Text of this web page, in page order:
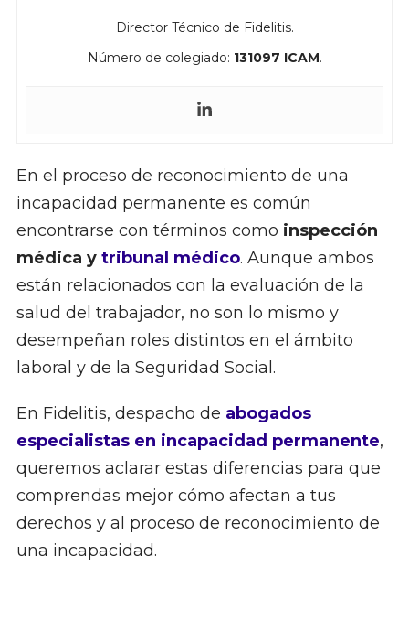
Director Técnico de Fidelitis.
Número de colegiado: 131097 ICAM.
En el proceso de reconocimiento de una
incapacidad permanente es común
encontrarse con términos como inspección
médica y tribunal médico. Aunque ambos
están relacionados con la evaluación de la
salud del trabajador, no son lo mismo y
desempeñan roles distintos en el ámbito
laboral y de la Seguridad Social.
En Fidelitis, despacho de abogados
especialistas en incapacidad permanente,
queremos aclarar estas diferencias para que
comprendas mejor cómo afectan a tus
derechos y al proceso de reconocimiento de
una incapacidad.